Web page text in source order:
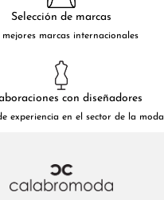
Selección de marcas
mejores marcas internacionales
con diseñadores
experiencia en el sector de la moda